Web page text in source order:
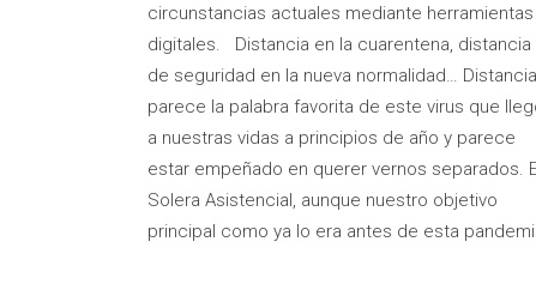
circunstancias actuales mediante herramientas
digitales. Distancia en la cuarentena, distancia
de seguridad en la nueva normalidad… Distancia
parece la palabra favorita de este virus que
a nuestras vidas a principios de año y parece
estar empeñado en querer vernos separados.
Solera Asistencial, aunque nuestro objetivo
principal como ya lo era antes de esta